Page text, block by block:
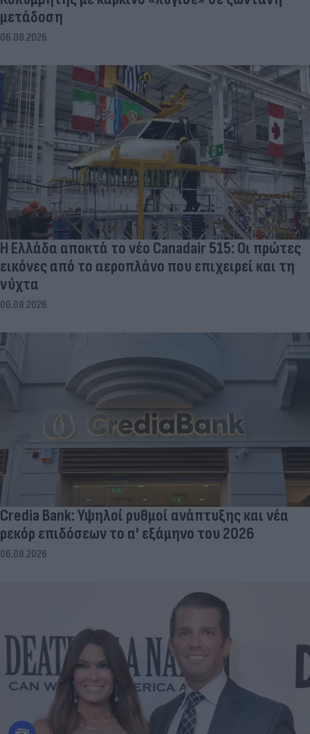
μετάδοση
06.08.2026
Η Ελλάδα αποκτά το νέο Canadair 515: Οι πρώτες
εικόνες από το αεροπλάνο που επιχειρεί και τη
νύχτα
06.08.2026
Credia Bank: Υψηλοί ρυθμοί ανάπτυξης και νέα
ρεκόρ επιδόσεων το α' εξάμηνο του 2026
06.08.2026